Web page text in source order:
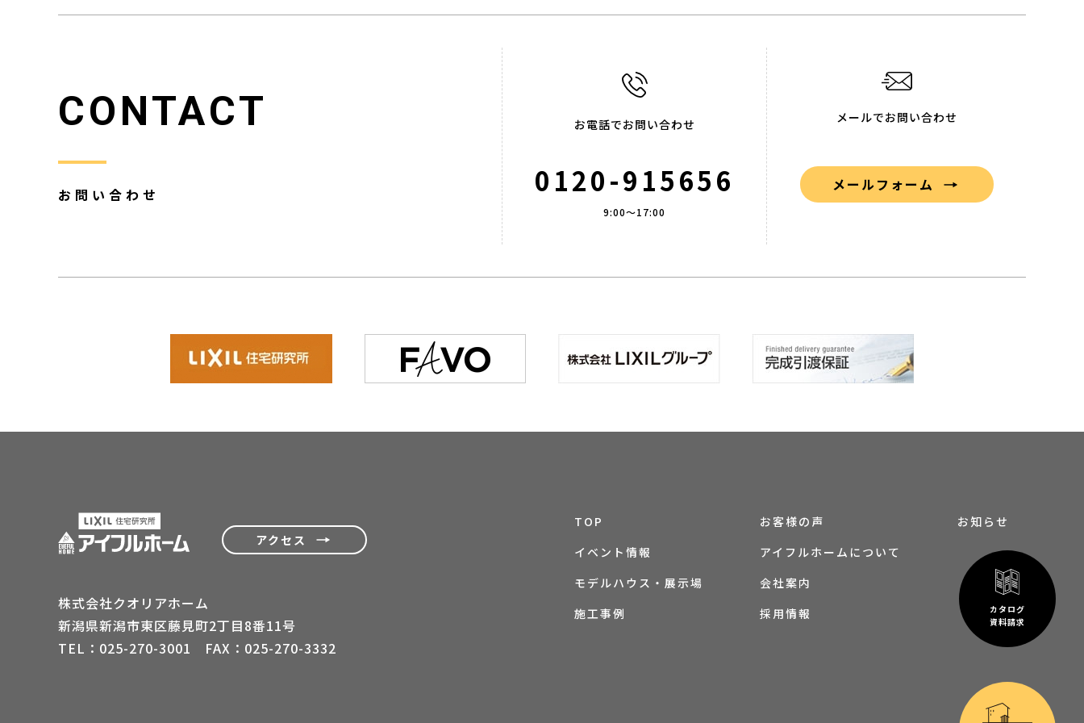
カタログ
資料請求
CONTACT
お問い合わせ
お電話でお問い合わせ
0120-915656
9:00～17:00
メールでお問い合わせ
メールフォーム
アクセス
株式会社クオリアホーム
新潟県新潟市東区藤見町2丁目8番11号
TEL：025-270-3001 FAX：025-270-3332
TOP
イベント情報
モデルハウス・展示場
施工事例
お客様の声
アイフルホームについて
会社案内
採用情報
お知らせ